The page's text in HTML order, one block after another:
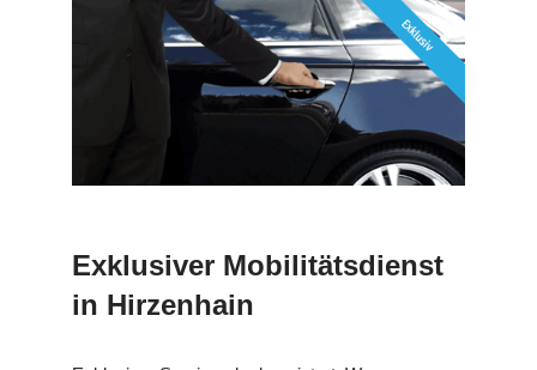
Exklusiver Mobilitätsdienst
in Hirzenhain